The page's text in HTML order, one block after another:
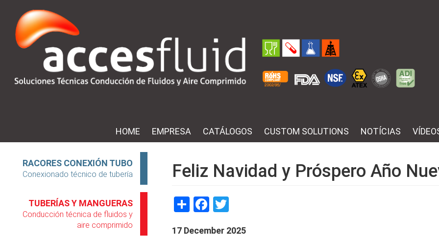
main
content
HOME EMPRESA CATÁLOGOS CUSTOM SOLUTIONS NOTÍCIAS
RACORES CONEXIÓN TUBO
Conexionado técnico de tubería
TUBERÍAS Y MANGUERAS
Conducción técnica de fluidos y
aire comprimido
Feliz Navidad y Próspero Año
ShareFacebook
17 December 2025